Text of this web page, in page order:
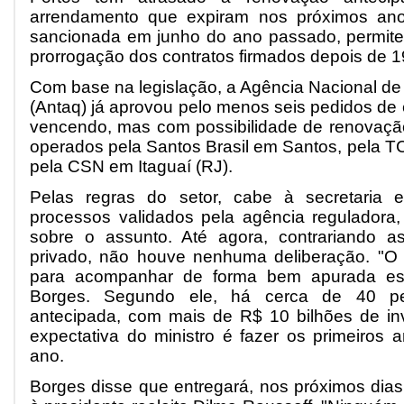
arrendamento que expiram nos próximos
sancionada em junho do ano passado,
prorrogação dos contratos firmados depois de
Com base na legislação, a Agência Nacional
(Antaq) já aprovou pelo menos seis pedidos
vencendo, mas com possibilidade de
operados pela Santos Brasil em Santos, pela
pela CSN em Itaguaí (RJ).
Pelas regras do setor, cabe à secretaria
processos validados pela agência
sobre o assunto. Até agora, contrariando
privado, não houve nenhuma deliberação.
para acompanhar de forma bem apurada
Borges. Segundo ele, há cerca de 40
antecipada, com mais de R$ 10 bilhões de
expectativa do ministro é fazer os primeiros
ano.
Borges disse que entregará, nos próximos